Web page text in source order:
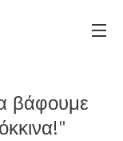
βάφουμε